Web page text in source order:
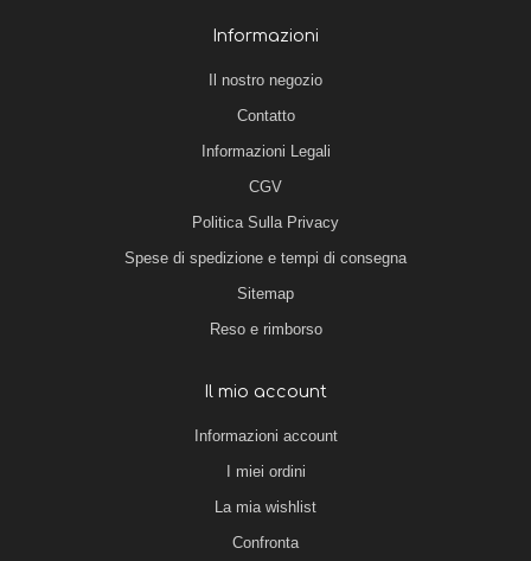
Informazioni
Il nostro negozio
Contatto
Informazioni Legali
CGV
Politica Sulla Privacy
Spese di spedizione e tempi di consegna
Sitemap
Reso e rimborso
Il mio account
Informazioni account
I miei ordini
La mia wishlist
Confronta